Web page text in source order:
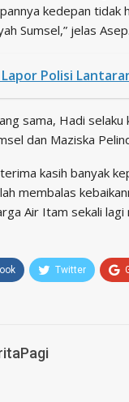
kedepan
Sumsel,” jelas Asep.
Polisi
sama, Hadi
dan Maziska
kasih banyak
membalas
Air Itam sekali
Twitter